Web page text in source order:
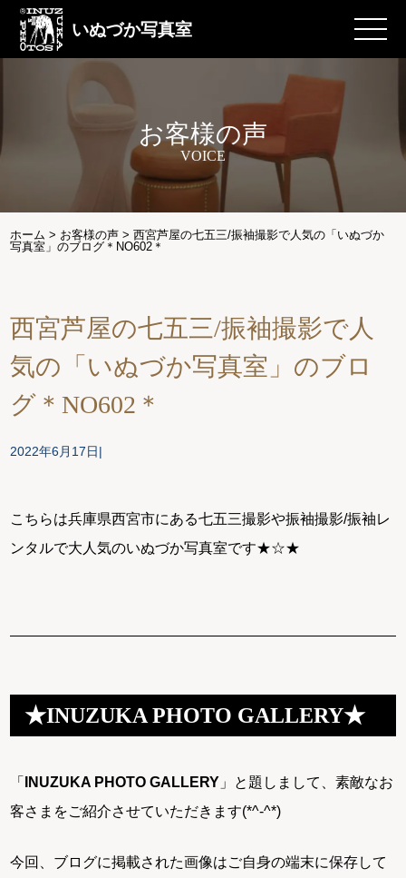
いぬづか写真室
お客様の声
VOICE
ホーム > お客様の声 >西宮芦屋の七五三/振袖撮影で人気の「いぬづか
写真室」のブログ＊NO602＊
西宮芦屋の七五三/振袖撮影で人
気の「いぬづか写真室」のブロ
グ＊NO602＊
2022年6月17日
こちらは兵庫県西宮市にある七五三撮影や振袖撮影/振袖レ
ンタルで大人気のいぬづか写真室です★☆★
★INUZUKA PHOTO GALLERY★
「 INUZUKA PHOTO GALLERY 」と題しまして、素敵なお
客さまをご紹介させていただきます(*^-^*)
今回、ブログに掲載された画像はご自身の端末に保存して